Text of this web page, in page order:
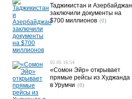
Таджикистан и Азербайджан
заключили документы на
$700 миллионов (0)
02.05 16:54
«Сомон Эйр» открывает
прямые рейсы из Худжанда
в Урумчи (0)